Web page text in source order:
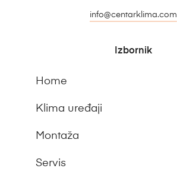
info@centarklima.com
Izbornik
Home
Klima uređaji
Montaža
Servis